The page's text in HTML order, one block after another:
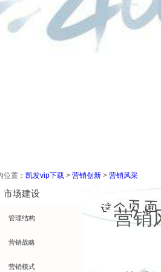
位置： 凯发vip下载 > 营销创新 > 营销风采
技术工艺
市场建设
管理结构
营销战略
营销模式
营销